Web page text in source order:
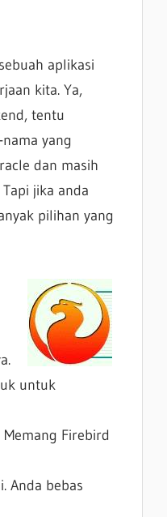
aplikasi
kita. Ya,
tentu
yang
dan masih
jika anda
pilihan yang
untuk
Firebird
Anda bebas